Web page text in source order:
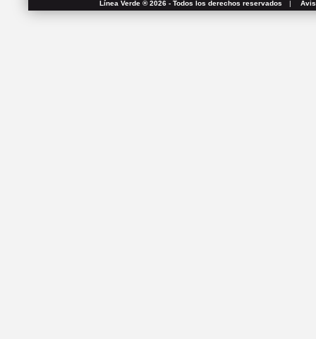
Línea Verde ® 2026 - Todos los derechos reservados |